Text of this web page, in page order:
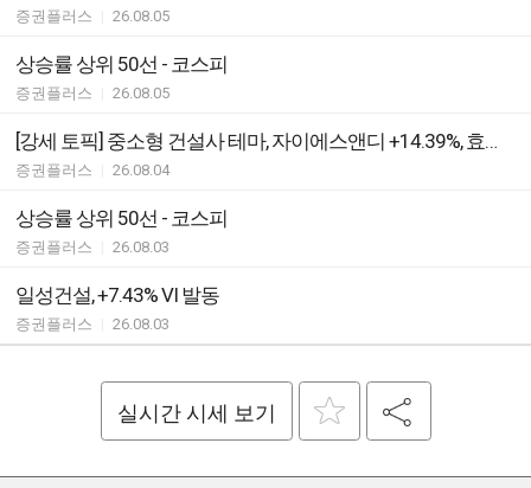
증권플러스 26.08.05
상승률 상위 50선 - 코스피
증권플러스 26.08.05
[강세 토픽] 중소형 건설사 테마, 자이에스앤디 +14.39%, 효성중공업 +7.05%
증권플러스 26.08.04
상승률 상위 50선 - 코스피
증권플러스 26.08.03
일성건설, +7.43% VI 발동
증권플러스 26.08.03
실시간 시세 보기